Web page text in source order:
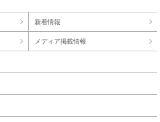
新着情報
メディア掲載情報